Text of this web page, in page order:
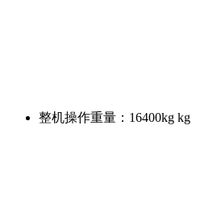
整机操作重量： 16400kg kg